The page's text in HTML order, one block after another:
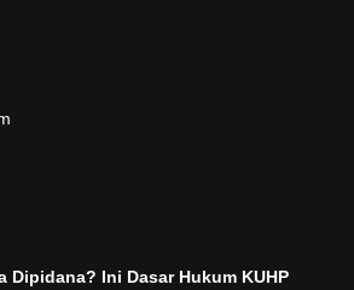
Dipidana? Ini Dasar Hukum KUHP